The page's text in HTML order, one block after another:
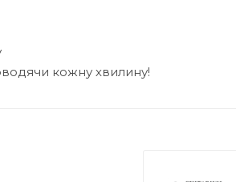
кожну хвилину!